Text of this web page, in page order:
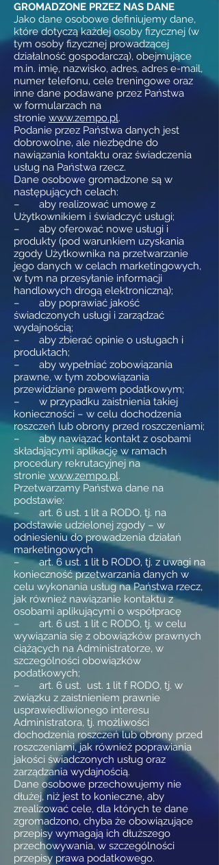
GROMADZONE PRZEZ NAS DANE
Jako dane osobowe definiujemy dane,
które dotyczą każdej osoby fizycznej (w
tym osoby fizycznej prowadzącej
działalność gospodarczą), obejmujące
m.in. imię, nazwisko, adres, adres e-mail,
numer telefonu, cele treningowe oraz
inne dane podawane przez Państwa
w formularzach na
stronie www.zempo.pl.
Podanie przez Państwa danych jest
dobrowolne, ale niezbędne do
nawiązania kontaktu oraz świadczenia
usług na Państwa rzecz.
Dane osobowe gromadzone są w
następujących celach:
– aby realizować umowę z
Użytkownikiem i świadczyć usługi;
– aby oferować nowe usługi i
produkty (pod warunkiem uzyskania
zgody Użytkownika na przetwarzanie
jego danych w celach marketingowych,
w tym na przesyłanie informacji
handlowych drogą elektroniczną);
– aby poprawiać jakość
świadczonych usługi i zarządzać
wydajnością;
– aby zbierać opinie o usługach i
produktach;
– aby wypełniać zobowiązania
prawne, w tym zobowiązania
przewidziane prawem podatkowym;
– w przypadku zaistnienia takiej
konieczności – w celu dochodzenia
roszczeń lub obrony przed roszczeniami;
– aby nawiązać kontakt z osobami
składającymi aplikację w ramach
procedury rekrutacyjnej na
stronie www.zempo.pl.
Przetwarzamy Państwa dane na
podstawie:
– art. 6 ust. 1 lit a RODO, tj. na
podstawie udzielonej zgody – w
odniesieniu do prowadzenia działań
marketingowych
– art. 6 ust. 1 lit b RODO, tj. z uwagi na
konieczność przetwarzania danych w
celu wykonania usług na Państwa rzecz,
jak również nawiązanie kontaktu z
osobami aplikującymi o współpracę
– art. 6 ust. 1 lit c RODO, tj. w celu
wywiązania się z obowiązków prawnych
ciążących na Administratorze, w
szczególności obowiązków
podatkowych;
– art. 6 ust. ust. 1 lit f RODO, tj. w
związku z zaistnieniem prawnie
usprawiedliwionego interesu
Administratora, tj. możliwości
dochodzenia roszczeń lub obrony przed
roszczeniami, jak również poprawiania
jakości świadczonych usług oraz
zarządzania wydajnością.
Dane osobowe przechowujemy nie
dłużej, niż jest to konieczne, aby
zrealizować cele, dla których te dane
zgromadzono, chyba że obowiązujące
przepisy wymagają ich dłuższego
przechowywania, w szczególności
przepisy prawa podatkowego.